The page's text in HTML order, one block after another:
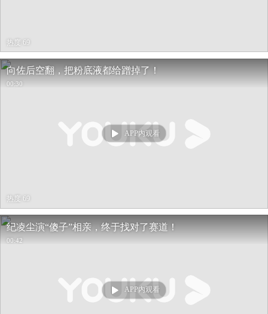
热度 69
向佐后空翻，把粉底液都给蹭掉了！
00:30
APP内观看
热度 69
纪凌尘演“傻子”相亲，终于找对了赛道！
00:42
APP内观看